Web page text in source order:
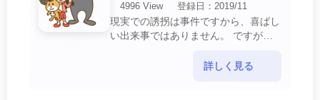
4996 View
登録日：2019/11
現実での誘拐は事件ですから、喜ばし
い出来事ではありません。 ですが、
詳しく見る